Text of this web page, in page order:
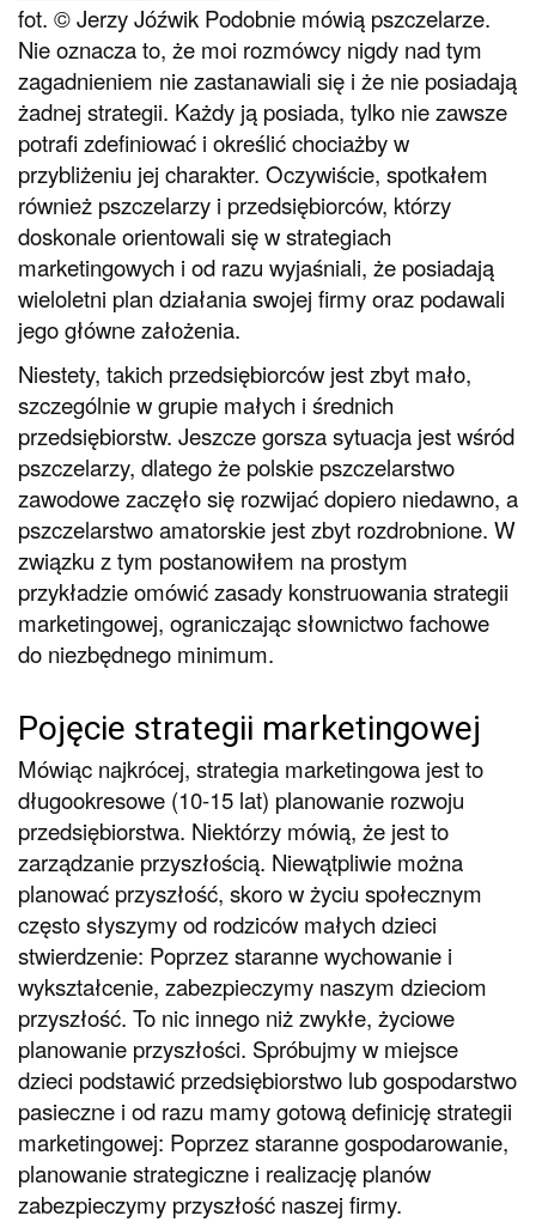
fot. © Jerzy Jóźwik Podobnie mówią pszczelarze.
Nie oznacza to, że moi rozmówcy nigdy nad tym
zagadnieniem nie zastanawiali się i że nie posiadają
żadnej strategii. Każdy ją posiada, tylko nie zawsze
potrafi zdefiniować i określić chociażby w
przybliżeniu jej charakter. Oczywiście, spotkałem
również pszczelarzy i przedsiębiorców, którzy
doskonale orientowali się w strategiach
marketingowych i od razu wyjaśniali, że posiadają
wieloletni plan działania swojej firmy oraz podawali
jego główne założenia.
Niestety, takich przedsiębiorców jest zbyt mało,
szczególnie w grupie małych i średnich
przedsiębiorstw. Jeszcze gorsza sytuacja jest wśród
pszczelarzy, dlatego że polskie pszczelarstwo
zawodowe zaczęło się rozwijać dopiero niedawno, a
pszczelarstwo amatorskie jest zbyt rozdrobnione. W
związku z tym postanowiłem na prostym
przykładzie omówić zasady konstruowania strategii
marketingowej, ograniczając słownictwo fachowe
do niezbędnego minimum.
Pojęcie strategii marketingowej
Mówiąc najkrócej, strategia marketingowa jest to
długookresowe (10-15 lat) planowanie rozwoju
przedsiębiorstwa. Niektórzy mówią, że jest to
zarządzanie przyszłością. Niewątpliwie można
planować przyszłość, skoro w życiu społecznym
często słyszymy od rodziców małych dzieci
stwierdzenie: Poprzez staranne wychowanie i
wykształcenie, zabezpieczymy naszym dzieciom
przyszłość. To nic innego niż zwykłe, życiowe
planowanie przyszłości. Spróbujmy w miejsce
dzieci podstawić przedsiębiorstwo lub gospodarstwo
pasieczne i od razu mamy gotową definicję strategii
marketingowej: Poprzez staranne gospodarowanie,
planowanie strategiczne i realizację planów
zabezpieczymy przyszłość naszej firmy.